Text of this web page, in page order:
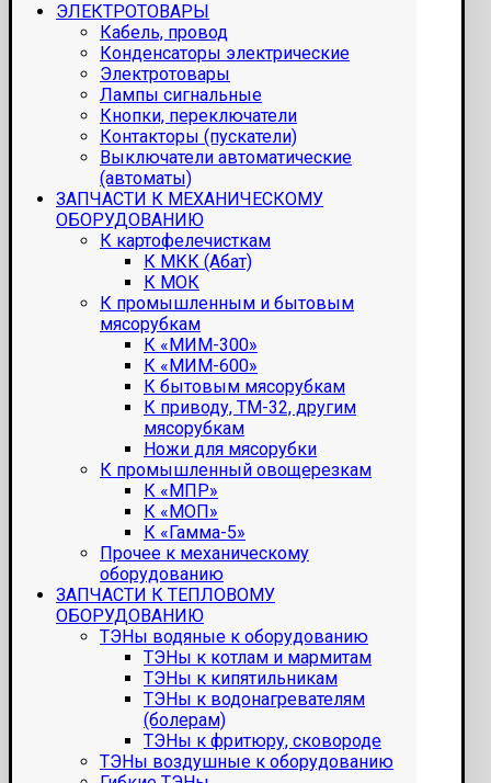
ЭЛЕКТРОТОВАРЫ
Кабель, провод
Конденсаторы электрические
Электротовары
Лампы сигнальные
Кнопки, переключатели
Контакторы (пускатели)
Выключатели автоматические
(автоматы)
ЗАПЧАСТИ К МЕХАНИЧЕСКОМУ
ОБОРУДОВАНИЮ
К картофелечисткам
К МКК (Абат)
К МОК
К промышленным и бытовым
мясорубкам
К «МИМ-300»
К «МИМ-600»
К бытовым мясорубкам
К приводу, ТМ-32, другим
мясорубкам
Ножи для мясорубки
К промышленный овощерезкам
К «МПР»
К «МОП»
К «Гамма-5»
Прочее к механическому
оборудованию
ЗАПЧАСТИ К ТЕПЛОВОМУ
ОБОРУДОВАНИЮ
ТЭНы водяные к оборудованию
ТЭНы к котлам и мармитам
ТЭНы к кипятильникам
ТЭНы к водонагревателям
(болерам)
ТЭНы к фритюру, сковороде
ТЭНы воздушные к оборудованию